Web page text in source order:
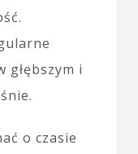
głębszym i
o czasie